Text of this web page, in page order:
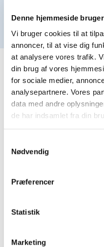
Denne hjemmeside
Vi bruger cookies til at
annoncer, til at vise dig
at analysere vores trafik.
din brug af vores
for sociale medier,
analysepartnere. Vores
data med andre
de har indsamlet fra din
Nødvendig
Præferencer
Statistik
Marketing
Ring til os på telefon
dine muligheder. Find